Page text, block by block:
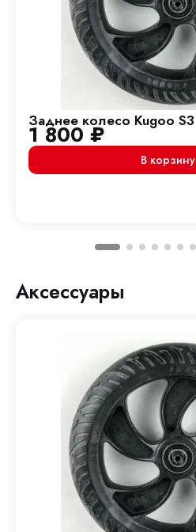
Заднее колесо Kugoo S3
1 800₽
В корзину
Аксессуары